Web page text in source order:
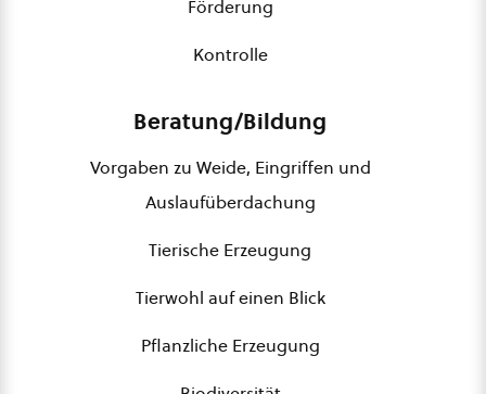
Förderung
Kontrolle
Beratung/Bildung
Vorgaben zu Weide, Eingriffen und
Auslaufüberdachung
Tierische Erzeugung
Tierwohl auf einen Blick
Pflanzliche Erzeugung